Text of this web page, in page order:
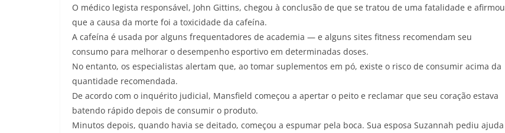
O médico legista responsável, John Gittins, chegou à conclusão de que se tratou de uma fatalidade e afirmou
que a causa da morte foi a toxicidade da cafeína.
A cafeína é usada por alguns frequentadores de academia — e alguns sites fitness recomendam seu
consumo para melhorar o desempenho esportivo em determinadas doses.
No entanto, os especialistas alertam que, ao tomar suplementos em pó, existe o risco de consumir acima da
quantidade recomendada.
De acordo com o inquérito judicial, Mansfield começou a apertar o peito e reclamar que seu coração estava
batendo rápido depois de consumir o produto.
Minutos depois, quando havia se deitado, começou a espumar pela boca. Sua esposa Suzannah pediu ajuda